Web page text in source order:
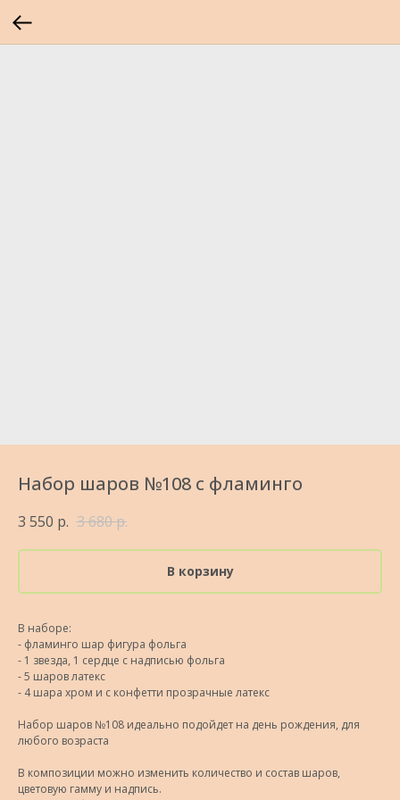
Набор шаров №108 с фламинго
3 550 р. 3 680р.
В корзину
В наборе:
- фламинго шар фигура фольга
- 1 звезда, 1 сердце с надписью фольга
- 5 шаров латекс
- 4 шара хром и с конфетти прозрачные латекс
Набор шаров №108 идеально подойдет на день рождения, для
любого возраста
В композиции можно изменить количество и состав шаров,
цветовую гамму и надпись.